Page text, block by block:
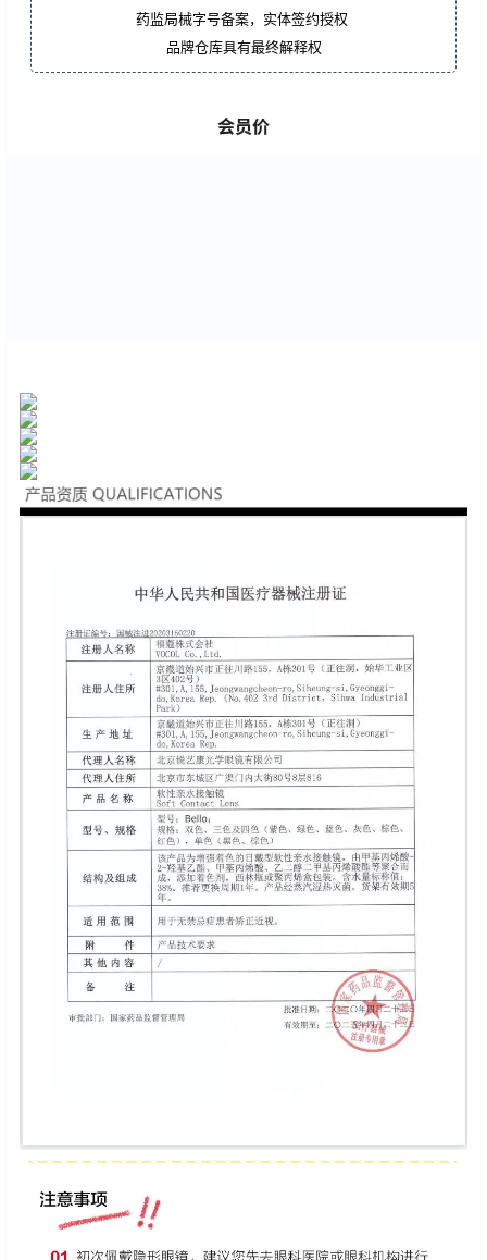
药监局械字号备案，实体签约授权
品牌仓库具有最终解释权
会员价